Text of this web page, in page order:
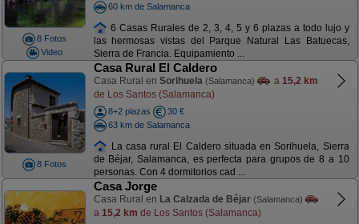
8 Fotos
Video
60 km de Salamanca
6 Casas Rurales de 2, 3, 4, 5 y 6 plazas a todo lujo y
las hermosas vistas del Parque Natural Las Batuecas,
Sierra de Francia. Equipamiento ...
8 Fotos
Casa Rural El Caldero
Casa Rural en Sorihuela (Salamanca) a 15,2 km
de Los Santos (Salamanca)
8+2 plazas
30 €
63 km de Salamanca
La casa rural El Caldero situada en Sorihuela, Sierra
de Béjar, Salamanca, es perfecta para grupos de 8 a 10
personas. Con 4 dormitorios cad ...
Casa Jorge
Casa Rural en La Calzada de Béjar (Salamanca)
a 15,2 km de Los Santos (Salamanca)